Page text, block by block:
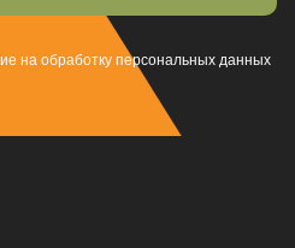
на обработку персональных данных